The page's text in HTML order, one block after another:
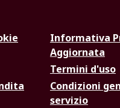
Informativa
Aggiornata
Termini d'uso
Condizioni
servizio